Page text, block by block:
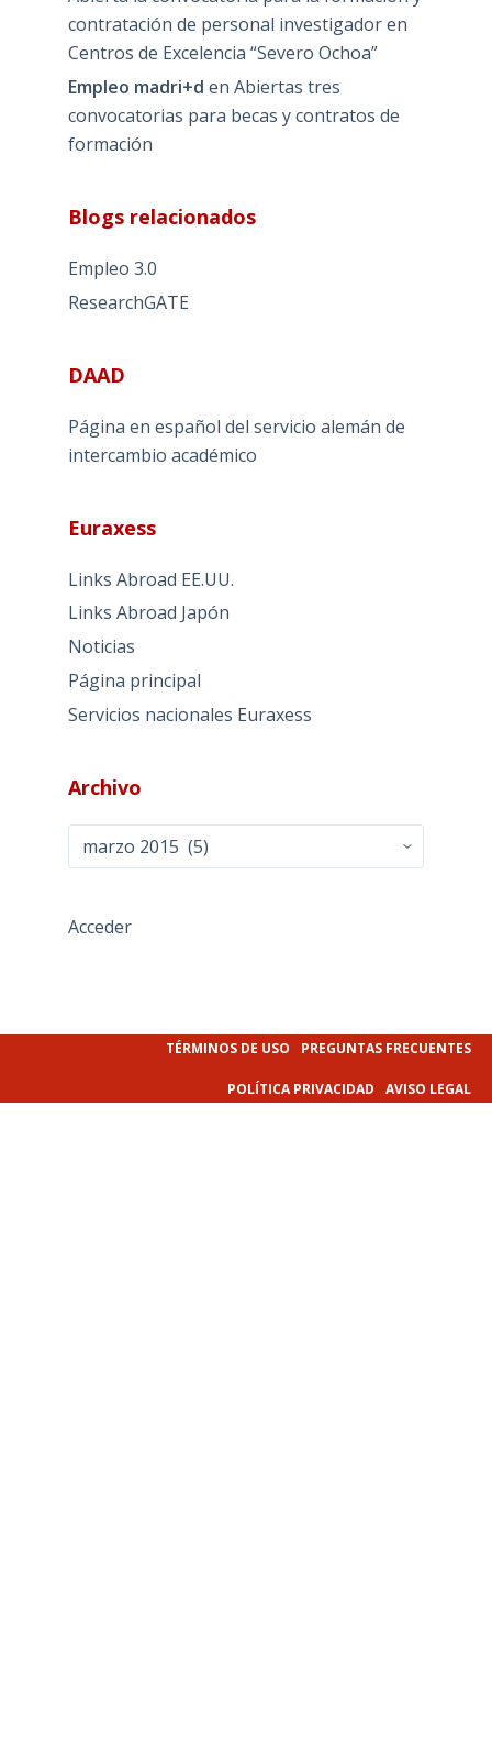
contratación de personal investigador en
Centros de Excelencia “Severo Ochoa”
Empleo madri+d en Abiertas tres
convocatorias para becas y contratos de
formación
Blogs relacionados
Empleo 3.0
ResearchGATE
DAAD
Página en español del servicio alemán de
intercambio académico
Euraxess
Links Abroad EE.UU.
Links Abroad Japón
Noticias
Página principal
Servicios nacionales Euraxess
Archivo
Acceder
TÉRMINOS DE USO PREGUNTAS FRECUENTES
POLÍTICA PRIVACIDAD AVISO LEGAL